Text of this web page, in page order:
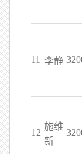
11 李静
12
施维
新